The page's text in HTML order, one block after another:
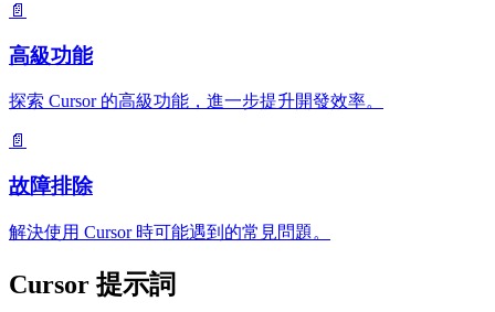
📄
高級功能
探索 Cursor 的高級功能，進一步提升開發效率。
📄
故障排除
解決使用 Cursor 時可能遇到的常見問題。
Cursor 提示詞